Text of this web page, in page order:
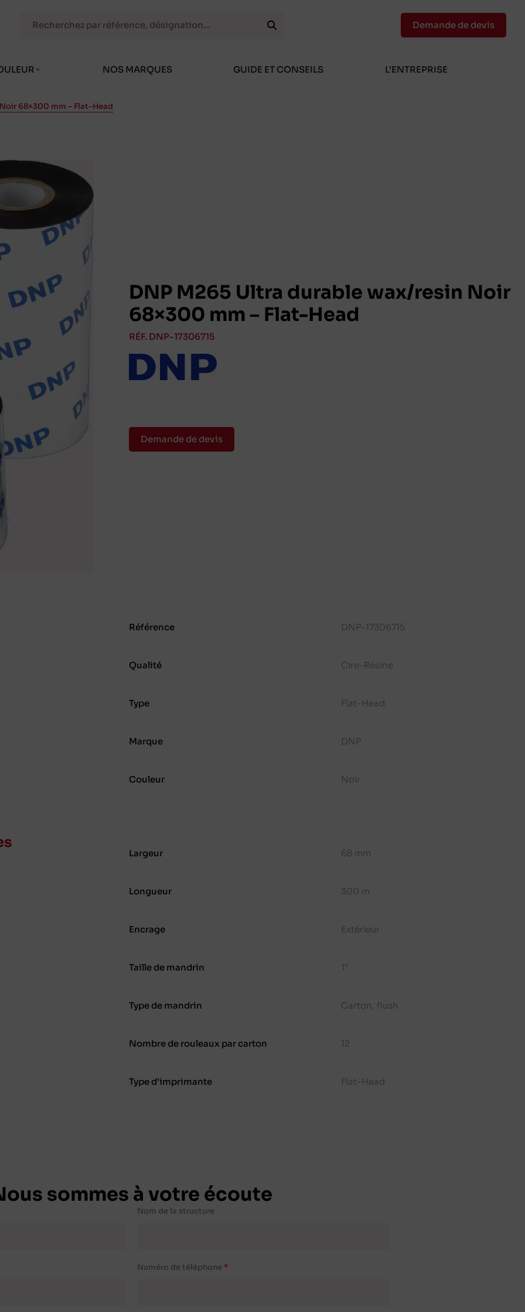
NOS MARQUES GUIDE ET CONSEILS L’ENTREPRISE
Demande de devis
68×300 mm – Flat-Head
DNP M265 Ultra durable wax/resin Noir
68×300 mm – Flat-Head
RÉF. DNP-17306715
Demande de devis
Référence DNP-17306715
Qualité Cire-Résine
Type Flat-Head
Marque DNP
Couleur Noir
Largeur 68 mm
Longueur 300 m
Encrage Extérieur
Taille de mandrin 1"
Type de mandrin Carton, flush
Nombre de rouleaux par carton 12
Type d'imprimante Flat-Head
sommes à votre écoute
Nom de la structure
Numéro de téléphone